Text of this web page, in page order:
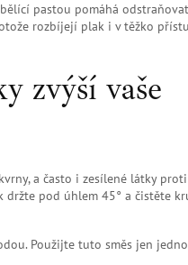
pastou pomáhá odstraňovat
rozbíjejí plak i v těžko
zvýší vaše
a často i zesílené látky proti
držte pod úhlem 45° a čistěte
Použijte tuto směs jen